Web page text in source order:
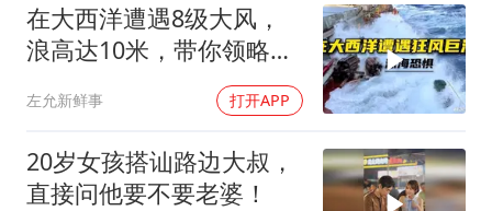
在大西洋遭遇8级大风，
浪高达10米，带你领略最
左允新鲜事 打开APP
20岁女孩搭讪路边大叔，
直接问他要不要老婆！